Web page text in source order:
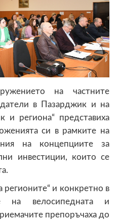
на частните
в Пазарджик и на
и региона“ представиха
си в рамките на
на концепциите за
инвестиции, които се
регионите“ и конкретно в
на велосипедната и
препоръчаха до